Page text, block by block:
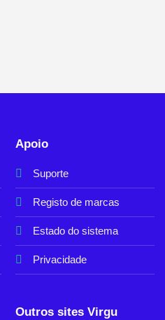
Apoio
Suporte
Registo de marcas
Estado do sistema
Privacidade
Outros sites Virgu